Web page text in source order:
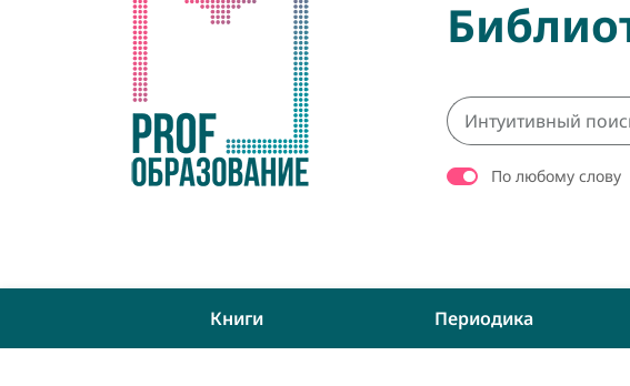
По любому слову
Книги Периодика